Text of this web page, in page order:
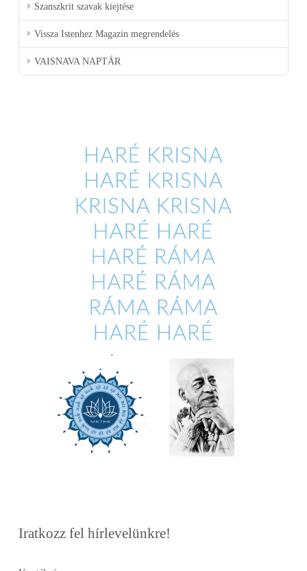
Szanszkrit szavak kiejtése
Vissza Istenhez Magazin megrendelés
VAISNAVA NAPTÁR
Iratkozz fel hírlevelünkre!